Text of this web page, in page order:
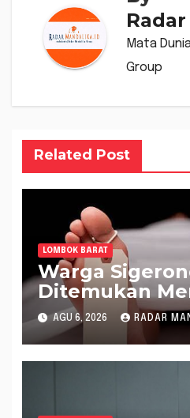
Mata
Group
Related Post
LOMBOK BARAT
Warga
Ditemukan
Setrum Ikan di
AGU 6, 2026 RADAR